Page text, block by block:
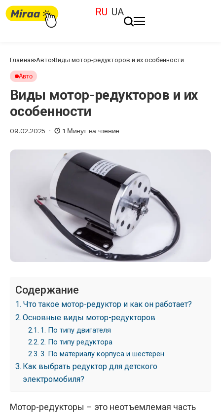
RU UA
Главная Авто Виды мотор-редукторов и их особенности
Авто
Виды мотор-редукторов и их
особенности
09.02.2025 1 Минут на чтение
Содержание
Что такое мотор-редуктор и как он работает?
Основные виды мотор-редукторов
1. По типу двигателя
2. По типу редуктора
3. По материалу корпуса и шестерен
Как выбрать редуктор для детского
электромобиля?
Мотор-редукторы – это неотъемлемая часть